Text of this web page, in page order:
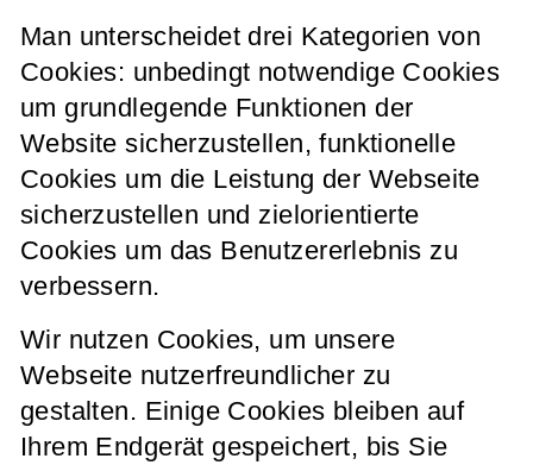
Man unterscheidet drei Kategorien von
Cookies: unbedingt notwendige Cookies
um grundlegende Funktionen der
Website sicherzustellen, funktionelle
Cookies um die Leistung der Webseite
sicherzustellen und zielorientierte
Cookies um das Benutzererlebnis zu
verbessern.
Wir nutzen Cookies, um unsere
Webseite nutzerfreundlicher zu
gestalten. Einige Cookies bleiben auf
Ihrem Endgerät gespeichert, bis Sie